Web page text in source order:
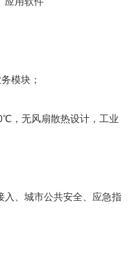
模块；
，无风扇散热设计，工业
入、城市公共安全、应急指